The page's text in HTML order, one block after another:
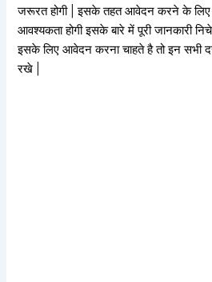
जरूरत होगी | इसके तहत आवेदन करने के लिए
आवश्यकता होगी इसके बारे में पूरी जानकारी
इसके लिए आवेदन करना चाहते है तो इन सभी
रखे |